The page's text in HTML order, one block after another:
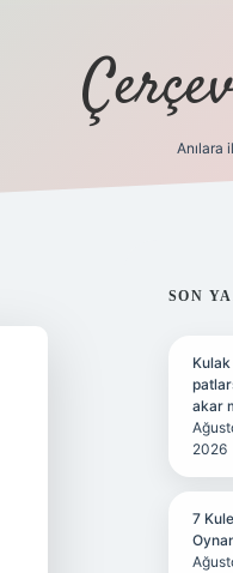
Anılara
SON
Kulak
akar
2026
7